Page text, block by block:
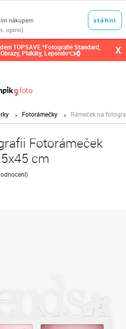
TOPSAVE *Fotografie Standard,
Plakáty, Leporelo👈⌚ X
Fotorámečky Rámeček na
Fotorámeček
cm
)